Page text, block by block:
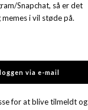
Snapchat, så er det
i vil støde på.
via e-mail
for at blive tilmeldt og